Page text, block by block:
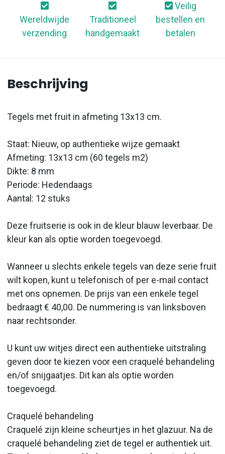
Wereldwijde
verzending
Traditioneel
handgemaakt
Veilig
bestellen en
betalen
Beschrijving
Tegels met fruit in afmeting 13x13 cm.
Staat: Nieuw, op authentieke wijze gemaakt
Afmeting: 13x13 cm (60 tegels m2)
Dikte: 8 mm
Periode: Hedendaags
Aantal: 12 stuks
Deze fruitserie is ook in de kleur blauw leverbaar. De
kleur kan als optie worden toegevoegd.
Wanneer u slechts enkele tegels van deze serie fruit
wilt kopen, kunt u telefonisch of per e-mail contact
met ons opnemen. De prijs van een enkele tegel
bedraagt € 40,00. De nummering is van linksboven
naar rechtsonder.
U kunt uw witjes direct een authentieke uitstraling
geven door te kiezen voor een craquelé behandeling
en/of snijgaatjes. Dit kan als optie worden
toegevoegd.
Craquelé behandeling
Craquelé zijn kleine scheurtjes in het glazuur. Na de
craquelé behandeling ziet de tegel er authentiek uit.